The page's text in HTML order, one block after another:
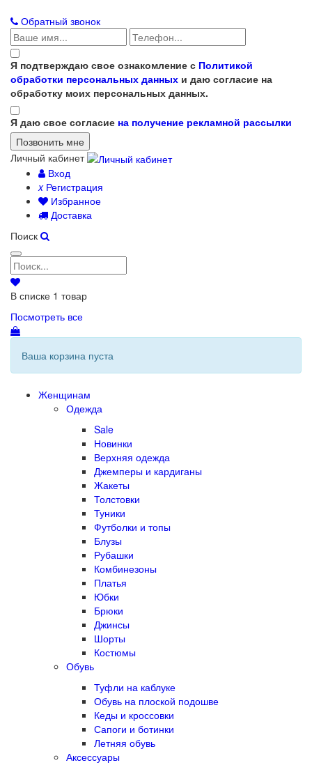
Обратный звонок
Я подтверждаю свое ознакомление с Политикой
обработки персональных данных и даю согласие на
обработку моих персональных данных.
Я даю свое согласие на получение рекламной рассылки
Личный кабинет
Вход
xРегистрация
Избранное
Доставка
Поиск
В списке 1 товар
Посмотреть все
Ваша корзина пуста
Женщинам
Одежда
Sale
Новинки
Верхняя одежда
Джемперы и кардиганы
Жакеты
Толстовки
Туники
Футболки и топы
Блузы
Рубашки
Комбинезоны
Платья
Юбки
Брюки
Джинсы
Шорты
Костюмы
Обувь
Туфли на каблуке
Обувь на плоской подошве
Кеды и кроссовки
Сапоги и ботинки
Летняя обувь
Аксессуары